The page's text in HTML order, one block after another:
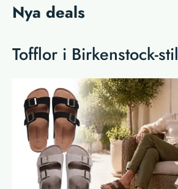
Nya deals
Tofflor i Birkenstock-stil